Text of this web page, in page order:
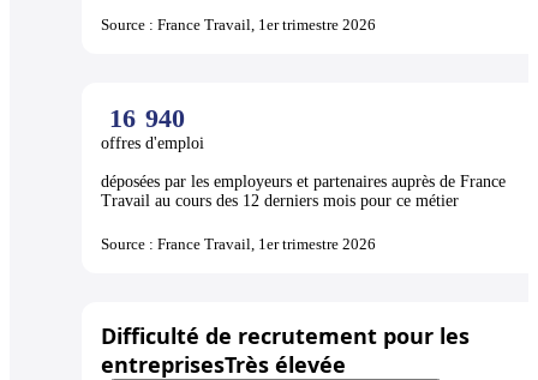
Source : France Travail, 1er trimestre 2026
16 940
offres d'emploi
déposées par les employeurs et partenaires auprès de France
Travail au cours des 12 derniers mois pour ce métier
Source : France Travail, 1er trimestre 2026
Difficulté de recrutement pour les
entreprisesTrès élevée